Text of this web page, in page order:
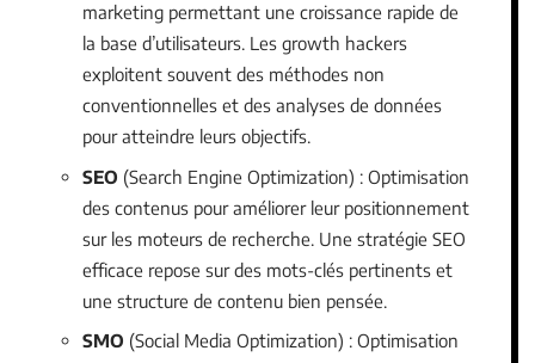
marketing permettant une croissance rapide de
la base d’utilisateurs. Les growth hackers
exploitent souvent des méthodes non
conventionnelles et des analyses de données
pour atteindre leurs objectifs.
SEO (Search Engine Optimization) : Optimisation
des contenus pour améliorer leur positionnement
sur les moteurs de recherche. Une stratégie SEO
efficace repose sur des mots-clés pertinents et
une structure de contenu bien pensée.
SMO (Social Media Optimization) : Optimisation